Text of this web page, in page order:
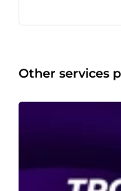
Other services